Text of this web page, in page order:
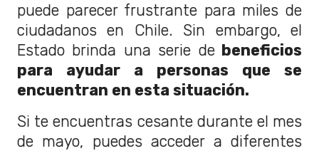
puede parecer frustrante para miles de
ciudadanos en Chile. Sin embargo, el
Estado brinda una serie debeneficios
para ayudar a personas que se
encuentran en esta situación.
Si te encuentras cesante durante el mes
de mayo, puedes acceder a diferentes